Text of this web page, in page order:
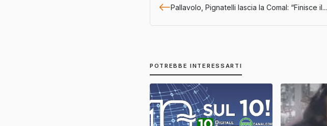
Pallavolo, Pignatelli lascia la Comal: “Finisce il...
POTREBBE INTERESSARTI